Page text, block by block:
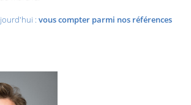
: vous compter parmi nos références